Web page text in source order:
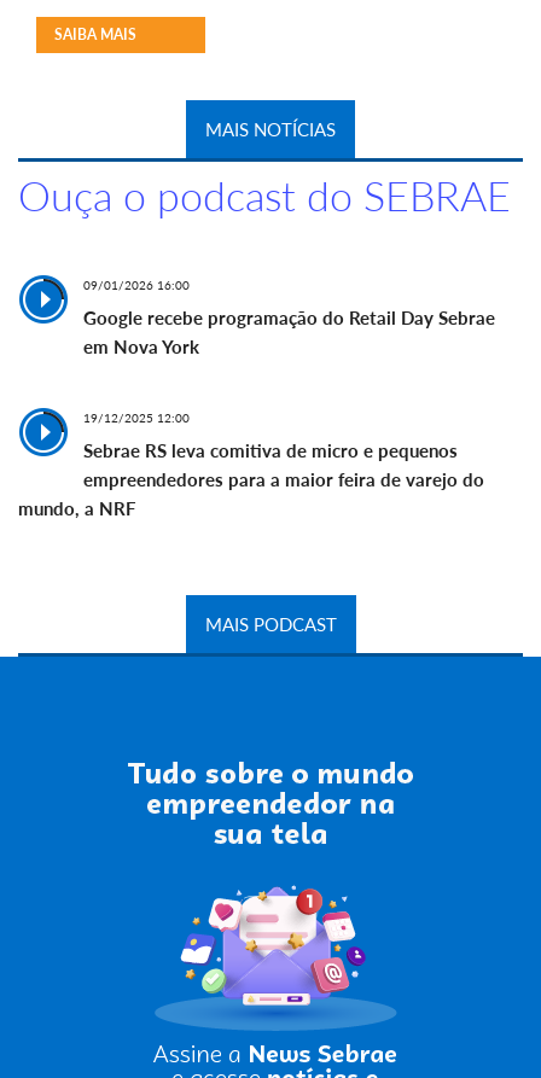
SAIBA MAIS
MAIS NOTÍCIAS
Ouça o podcast do SEBRAE
09/01/2026 16:00
Google recebe programação do Retail Day Sebrae
em Nova York
19/12/2025 12:00
Sebrae RS leva comitiva de micro e pequenos
empreendedores para a maior feira de varejo do
mundo, a NRF
MAIS PODCAST